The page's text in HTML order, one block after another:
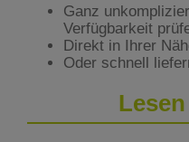
Ganz
Verfügbarkeit
Direkt in Ihrer
Oder schnell